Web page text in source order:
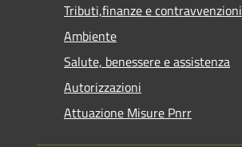
Tributi,finanze e contravvenzioni
Ambiente
Salute, benessere e assistenza
Autorizzazioni
Attuazione Misure Pnrr